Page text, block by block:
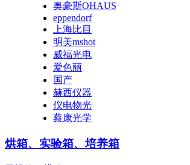
奥豪斯OHAUS
eppendorf
上海比目
明美mshot
威福光电
爱色丽
国产
赫西仪器
仪电物光
蔡康光学
烘箱、实验箱、培养箱